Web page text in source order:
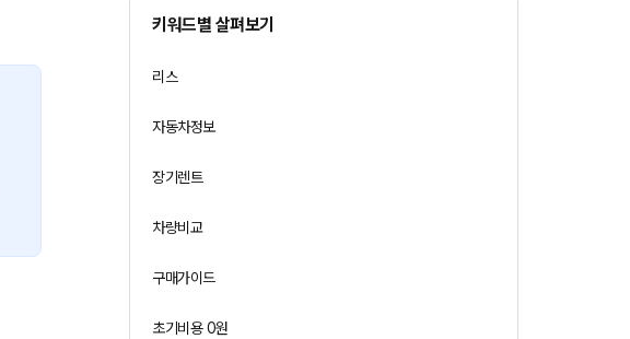
키워드별 살펴보기
리스
자동차정보
장기렌트
차량비교
구매가이드
초기비용 0원